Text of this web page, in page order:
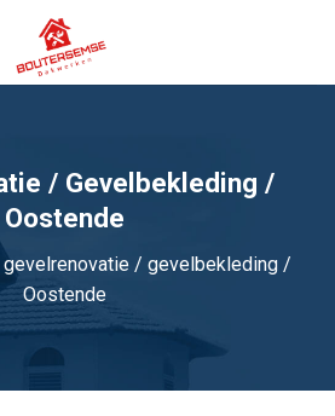
/ Gevelbekleding /
Oostende
/ gevelbekleding /
Oostende